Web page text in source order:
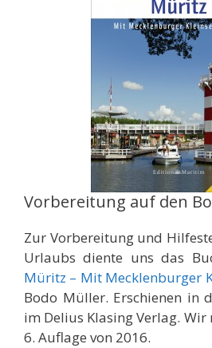
Vorbereitung auf den
Zur Vorbereitung und
Urlaubs diente uns das
Müritz – Mit Mecklenburger
Bodo Müller. Erschienen in
im Delius Klasing Verlag. Wir
6. Auflage von 2016.